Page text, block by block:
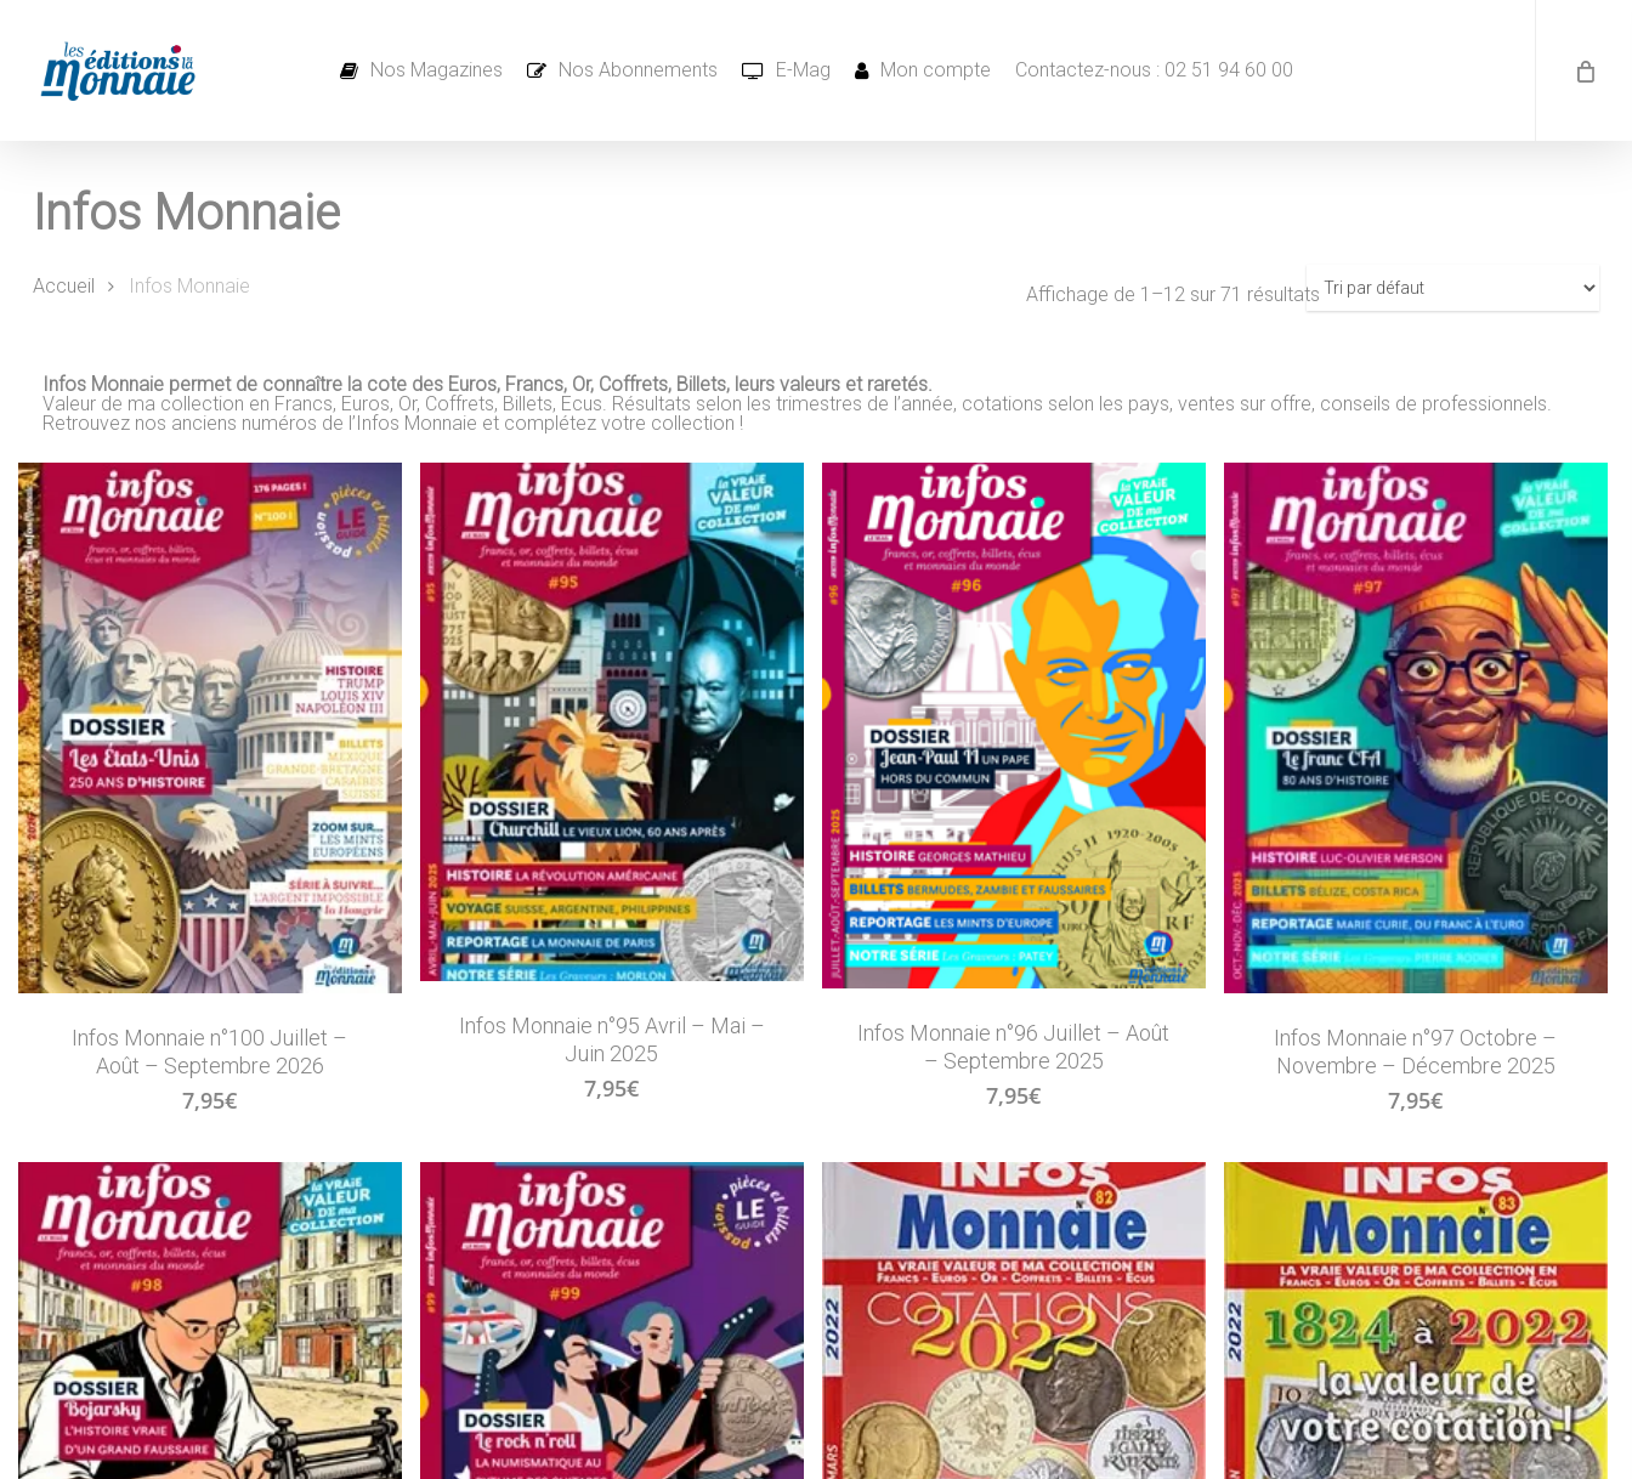
content
Nos Magazines Nos Abonnements E-Mag Mon compte Contactez-nous : 02 51 94 60 00
Infos Monnaie
Affichage de 1–12 sur 71 résultats
Accueil Infos Monnaie
Infos Monnaie permet de connaître la cote des Euros, Francs, Or, Coffrets, Billets, leurs valeurs et raretés.
Valeur de ma collection en Francs, Euros, Or, Coffrets, Billets, Ecus. Résultats selon les trimestres de l’année, cotations selon les pays, ventes sur offre, conseils de professionnels.
Retrouvez nos anciens numéros de l’Infos Monnaie et complétez votre collection !
Infos Monnaie n°100 Juillet –
Août – Septembre 2026
7,95€
Infos Monnaie n°95 Avril – Mai –
Juin 2025
7,95€
Infos Monnaie n°96 Juillet – Août
– Septembre 2025
7,95€
Infos Monnaie n°97 Octobre –
Novembre – Décembre 2025
7,95€